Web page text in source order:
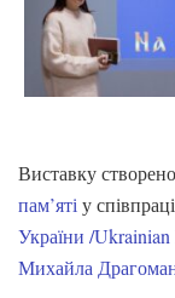
Виставку створено
пам’ятіу
України /
Михайла